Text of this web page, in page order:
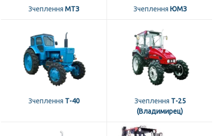
Зчеплення МТЗ Зчеплення ЮМЗ
Зчеплення Т-40 Зчеплення Т-25
(Владимирец)